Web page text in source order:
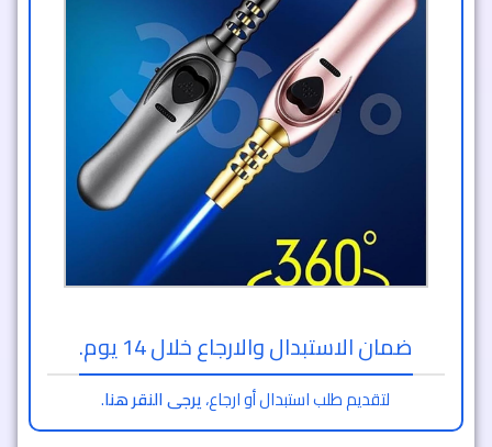
ضمان الاستبدال والارجاع خلال 14 يوم.
لتقديم طلب استبدال أو ارجاع، يرجى النقر هنا.
منتجات ذات صلة